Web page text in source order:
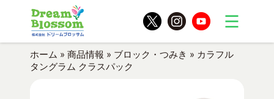
ホーム » 商品情報 » ブロック・つみき » カラフル
タングラム クラスパック